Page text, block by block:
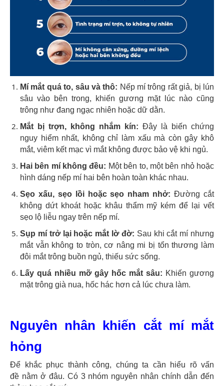
Mí mắt quá to, sâu và thô: Nếp mí trông rất giả, bị lún
sâu vào bên trong, khiến gương mặt lúc nào cũng
trông như đang ngạc nhiên hoặc dữ dằn.
Mắt bị trợn, không nhắm kín: Đây là biến chứng
nguy hiểm nhất, không chỉ làm xấu mà còn gây khô
mắt, viêm kết mạc vì mắt không được bảo vệ khi ngủ.
Hai bên mí không đều: Một bên to, một bên nhỏ hoặc
hình dáng nếp mí hai bên hoàn toàn khác nhau.
Sẹo xấu, sẹo lồi hoặc sẹo nham nhở: Đường cắt
không dứt khoát hoặc khâu thẩm mỹ kém để lại vết
sẹo lộ liễu ngay trên nếp mí.
Sụp mí trở lại hoặc mắt lờ đờ: Sau khi cắt mí nhưng
mắt vẫn không to tròn, cơ nâng mi bị tổn thương làm
đôi mắt trông buồn ngủ, thiếu sức sống.
Lấy quá nhiều mỡ gây hốc mắt sâu: Khiến gương
mặt trông già nua, hốc hác hơn cả lúc chưa làm.
Nguyên nhân khiến cắt mí mắt
hỏng
Để khắc phục thành công, chúng ta cần hiểu rõ vấn
đề nằm ở đâu. Có 3 nhóm nguyên nhân chính dẫn đến